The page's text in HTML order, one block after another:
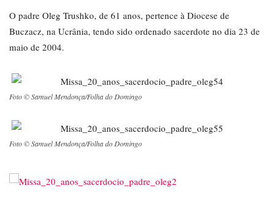
O padre Oleg Trushko, de 61 anos, pertence à Diocese de
Buczacz, na Ucrânia, tendo sido ordenado sacerdote no dia 23 de
maio de 2004.
Foto © Samuel Mendonça/Folha do Domingo
Foto © Samuel Mendonça/Folha do Domingo